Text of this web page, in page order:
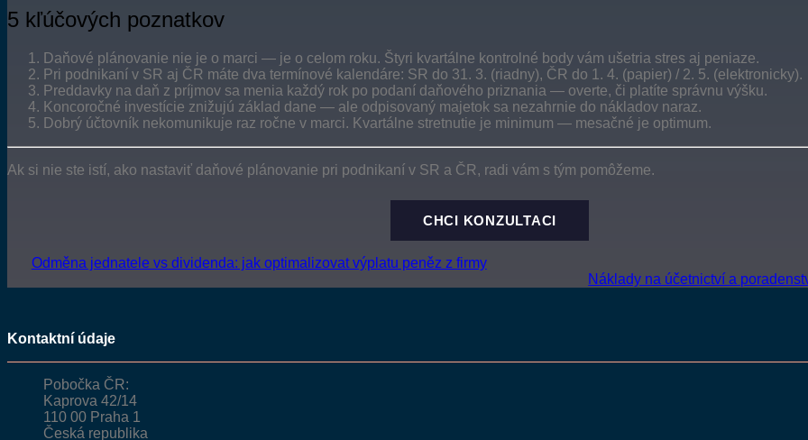
5 kľúčových poznatkov
Daňové plánovanie nie je o marci — je o celom roku. Štyri kvartálne kontrolné body vám ušetria stres aj peniaze.
Pri podnikaní v SR aj ČR máte dva termínové kalendáre: SR do 31. 3. (riadny), ČR do 1. 4. (papier) / 2. 5. (elektronicky).
Preddavky na daň z príjmov sa menia každý rok po podaní daňového priznania — overte, či platíte správnu výšku.
Koncoročné investície znižujú základ dane — ale odpisovaný majetok sa nezahrnie do nákladov naraz.
Dobrý účtovník nekomunikuje raz ročne v marci. Kvartálne stretnutie je minimum — mesačné je optimum.
Ak si nie ste istí, ako nastaviť daňové plánovanie pri podnikaní v SR a ČR, radi vám s tým pomôžeme.
CHCI KONZULTACI
Odměna jednatele vs dividenda: jak optimalizovat výplatu peněz z firmy
Náklady na účetnictví a
Kontaktní údaje
Pobočka ČR:
Kaprova 42/14
110 00 Praha 1
Česká republika